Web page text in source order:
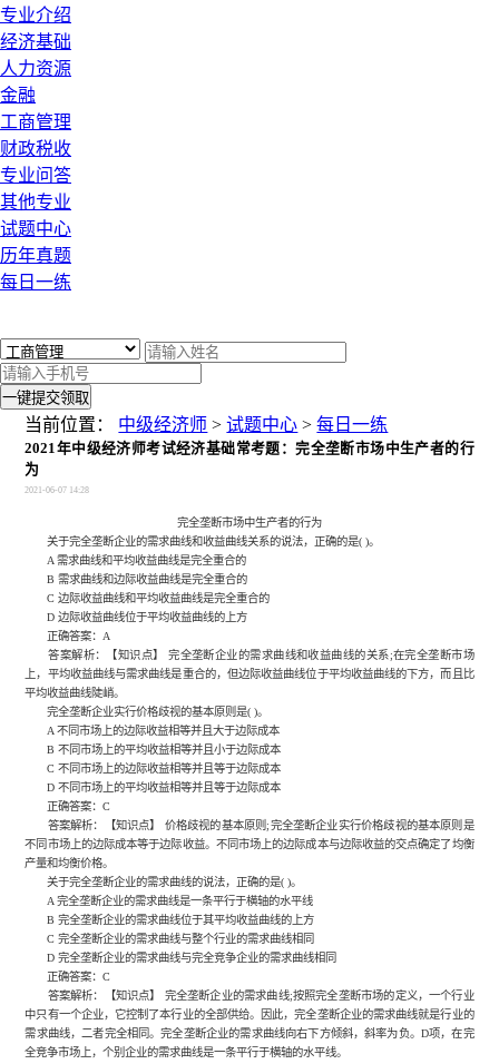
专业介绍
经济基础
人力资源
金融
工商管理
财政税收
专业问答
其他专业
试题中心
历年真题
每日一练
一键提交领取
当前位置： 中级经济师 >试题中心 >每日一练
2021年中级经济师考试经济基础常考题：完全垄断市场中生产者的行
为
2021-06-07 14:28
完全垄断市场中生产者的行为
关于完全垄断企业的需求曲线和收益曲线关系的说法，正确的是( )。
A 需求曲线和平均收益曲线是完全重合的
B 需求曲线和边际收益曲线是完全重合的
C 边际收益曲线和平均收益曲线是完全重合的
D 边际收益曲线位于平均收益曲线的上方
正确答案：A
答案解析：【知识点】 完全垄断企业的需求曲线和收益曲线的关系;在完全垄断市场
上，平均收益曲线与需求曲线是重合的，但边际收益曲线位于平均收益曲线的下方，而且比
平均收益曲线陡峭。
完全垄断企业实行价格歧视的基本原则是( )。
A 不同市场上的边际收益相等并且大于边际成本
B 不同市场上的平均收益相等并且小于边际成本
C 不同市场上的边际收益相等并且等于边际成本
D 不同市场上的平均收益相等并且等于边际成本
正确答案：C
答案解析：【知识点】 价格歧视的基本原则;完全垄断企业实行价格歧视的基本原则是
不同市场上的边际成本等于边际收益。不同市场上的边际成本与边际收益的交点确定了均衡
产量和均衡价格。
关于完全垄断企业的需求曲线的说法，正确的是( )。
A 完全垄断企业的需求曲线是一条平行于横轴的水平线
B 完全垄断企业的需求曲线位于其平均收益曲线的上方
C 完全垄断企业的需求曲线与整个行业的需求曲线相同
D 完全垄断企业的需求曲线与完全竞争企业的需求曲线相同
正确答案：C
答案解析：【知识点】 完全垄断企业的需求曲线;按照完全垄断市场的定义，一个行业
中只有一个企业，它控制了本行业的全部供给。因此，完全垄断企业的需求曲线就是行业的
需求曲线，二者完全相同。完全垄断企业的需求曲线向右下方倾斜，斜率为负。D项，在完
全竞争市场上，个别企业的需求曲线是一条平行于横轴的水平线。